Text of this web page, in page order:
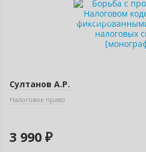
Индивидуальный подход
Султанов А.Р.
Налоговое право
3 990 ₽